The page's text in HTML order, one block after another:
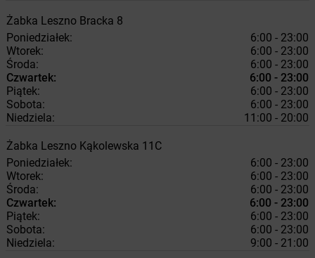
Żabka Leszno Bracka 8
Poniedziałek:
6:00 - 23:00
Wtorek:
6:00 - 23:00
Środa:
6:00 - 23:00
Czwartek:
6:00 - 23:00
Piątek:
6:00 - 23:00
Sobota:
6:00 - 23:00
Niedziela:
11:00 - 20:00
Żabka Leszno Kąkolewska 11C
Poniedziałek:
6:00 - 23:00
Wtorek:
6:00 - 23:00
Środa:
6:00 - 23:00
Czwartek:
6:00 - 23:00
Piątek:
6:00 - 23:00
Sobota:
6:00 - 23:00
Niedziela:
9:00 - 21:00